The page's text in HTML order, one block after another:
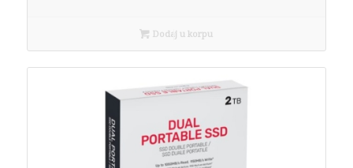
Dodaj u korpu